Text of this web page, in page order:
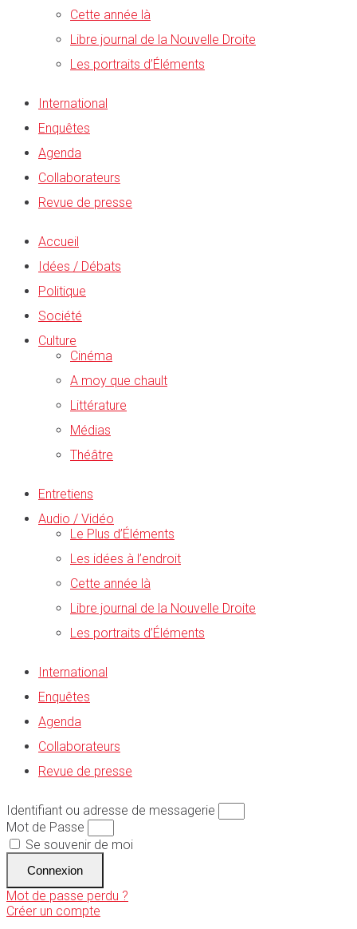
Cette année là
Libre journal de la Nouvelle Droite
Les portraits d’Éléments
International
Enquêtes
Agenda
Collaborateurs
Revue de presse
Accueil
Idées / Débats
Politique
Société
Culture
Cinéma
A moy que chault
Littérature
Médias
Théâtre
Entretiens
Audio / Vidéo
Le Plus d’Éléments
Les idées à l’endroit
Cette année là
Libre journal de la Nouvelle Droite
Les portraits d’Éléments
International
Enquêtes
Agenda
Collaborateurs
Revue de presse
Identifiant ou adresse de messagerie
Mot de Passe
Se souvenir de moi
Connexion
Mot de passe perdu ?
Créer un compte